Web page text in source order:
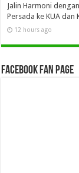
Jalin Harmoni
Persada ke KUA dan
12 hours ago
Facebook Fan Page